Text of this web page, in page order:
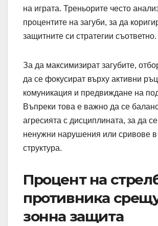
на играта. Треньорите често
процентите на загуби, за да
защитните си стратегии съответно.
За да максимизират загубите,
да се фокусират върху активни
комуникация и предвиждане на
Въпреки това е важно да се
агресията с дисциплината, за да
ненужни нарушения или сривове в
структура.
Процент на
противника
зонна защита